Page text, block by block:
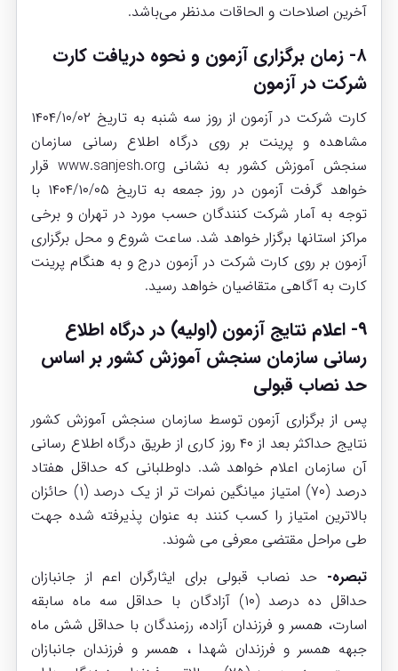
آخرین اصلاحات و الحاقات مدنظر می‌باشد.
۸- زمان برگزاری آزمون و نحوه دریافت کارت
شرکت در آزمون
کارت شرکت در آزمون از روز سه شنبه به تاریخ ۱۴۰۴/۱۰/۰۲
مشاهده و پرینت بر روی درگاه اطلاع رسانی سازمان
سنجش آموزش کشور به نشانی www.sanjesh.org قرار
خواهد گرفت آزمون در روز جمعه به تاریخ ۱۴۰۴/۱۰/۰۵ با
توجه به آمار شرکت کنندگان حسب مورد در تهران و برخی
مراکز استانها برگزار خواهد شد. ساعت شروع و محل برگزاری
آزمون بر روی کارت شرکت در آزمون درج و به هنگام پرینت
کارت به آگاهی متقاضیان خواهد رسید.
۹- اعلام نتایج آزمون (اولیه) در درگاه اطلاع
رسانی سازمان سنجش آموزش کشور بر اساس
حد نصاب قبولی
پس از برگزاری آزمون توسط سازمان سنجش آموزش کشور
نتایج حداکثر بعد از ۴۰ روز کاری از طریق درگاه اطلاع رسانی
آن سازمان اعلام خواهد شد. داوطلبانی که حداقل هفتاد
درصد (۷۰) امتیاز میانگین نمرات تر از یک درصد (۱) حائزان
بالاترین امتیاز را کسب کنند به عنوان پذیرفته شده جهت
طی مراحل مقتضی معرفی می شوند.
تبصره- حد نصاب قبولی برای ایثارگران اعم از جانبازان
حداقل ده درصد (۱۰) آزادگان با حداقل سه ماه سابقه
اسارت، همسر و فرزندان آزاده، رزمندگان با حداقل شش ماه
جبهه همسر و فرزندان شهدا ، همسر و فرزندان جانبازان